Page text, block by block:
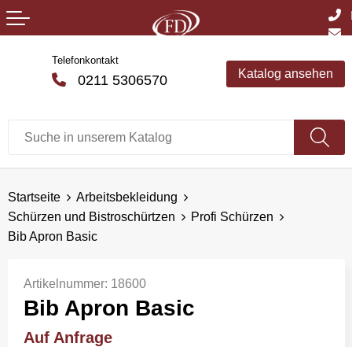
Telefonkontakt
0211 5306570 Katalog ansehen
Startseite
Arbeitsbekleidung
Schürzen und Bistroschürtzen
Profi Schürzen
Bib Apron Basic
Artikelnummer: 18600
Bib Apron Basic
Auf Anfrage